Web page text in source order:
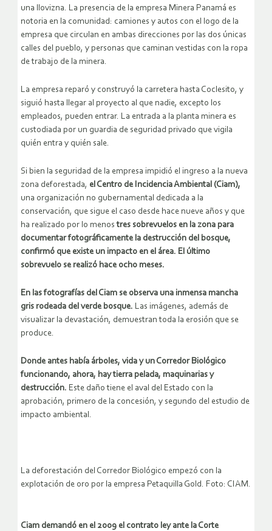
una llovizna. La presencia de la empresa Minera Panamá es
notoria en la comunidad: camiones y autos con el logo de la
empresa que circulan en ambas direcciones por las dos únicas
calles del pueblo, y personas que caminan vestidas con la ropa
de trabajo de la minera.
La empresa reparó y construyó la carretera hasta Coclesito, y
siguió hasta llegar al proyecto al que nadie, excepto los
empleados, pueden entrar. La entrada a la planta minera es
custodiada por un guardia de seguridad privado que vigila
quién entra y quién sale.
Si bien la seguridad de la empresa impidió el ingreso a la nueva
zona deforestada, el Centro de Incidencia Ambiental (Ciam),
una organización no gubernamental dedicada a la
conservación, que sigue el caso desde hace nueve años y que
ha realizado por lo menostres sobrevuelos en la zona para
documentar fotográficamente la destrucción del bosque,
confirmó que existe un impacto en el área. El último
sobrevuelo se realizó hace ocho meses.
En las fotografías del Ciam se observa una inmensa mancha
gris rodeada del verde bosque. Las imágenes, además de
visualizar la devastación, demuestran toda la erosión que se
produce.
Donde antes había árboles, vida y un Corredor Biológico
funcionando, ahora, hay tierra pelada, maquinarias y
destrucción. Este daño tiene el aval del Estado con la
aprobación, primero de la concesión, y segundo del estudio de
impacto ambiental.
La deforestación del Corredor Biológico empezó con la
explotación de oro por la empresa Petaquilla Gold. Foto: CIAM.
Ciam demandó en el 2009 el contrato ley ante la Corte